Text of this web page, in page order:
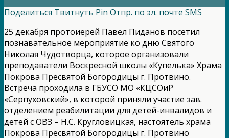
Поделиться Твитнуть Pin Отпр. по эл. почте SMS
25 декабря протоиерей Павел Пиданов посетил
познавательное мероприятие ко дню Святого
Николая Чудотворца, которое организовали
преподаватели Воскресной школы «Купелька» Храма
Покрова Пресвятой Богородицы г. Протвино.
Встреча проходила в ГБУСО МО «КЦСОиР
«Серпуховский», в которой приняли участие зав.
отделением реабилитации для детей-инвалидов и
детей с ОВЗ – Н.С. Кругловицкая, настоятель храма
Покрова Пресвятой Богородицы г. Протвино